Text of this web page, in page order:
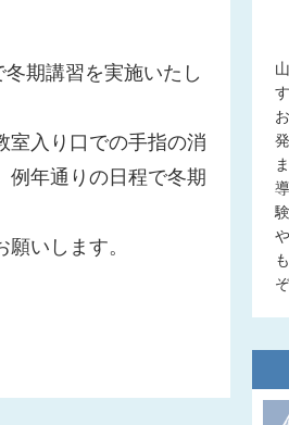
冬期講習を実施いたし
室入り口での手指の消
例年通りの日程で冬期
いします。